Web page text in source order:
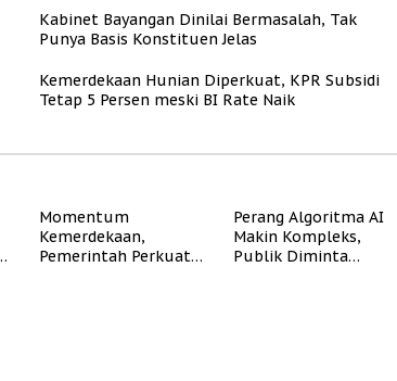
Kabinet Bayangan Dinilai Bermasalah, Tak
Punya Basis Konstituen Jelas
Kemerdekaan Hunian Diperkuat, KPR Subsidi
Tetap 5 Persen meski BI Rate Naik
Momentum
Kemerdekaan,
Pemerintah Perkuat
Perang Algoritma AI
Makin Kompleks,
Publik Diminta